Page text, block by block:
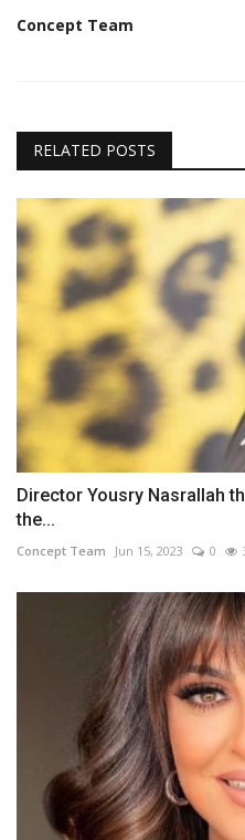
Concept Team
RELATED POSTS
Director Yousry Nasrallah
the...
Concept Team Jun 15, 2023 0